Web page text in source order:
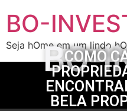
BO-
Seja hOme em um lindo
BO-
COMO
BELA